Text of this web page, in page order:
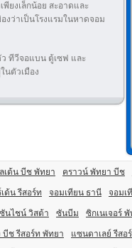
ยงเล็กน้อย สะอาดและ
งว่าเป็นโรงแรมในหาดจอม
ทีวีจอแบน ตู้เซฟ และ
นตัวเมือง
เด้น บีช พัทยา คราวน์ พัทยา บีช
ด้น รีสอร์ท จอมเทียน ธานี จอมเ
ซันไชน์ วิสต้า ซันบีม ซิกเนเจอร์
บีช รีสอร์ท พัทยา แซนดาเลย์ รีสอ